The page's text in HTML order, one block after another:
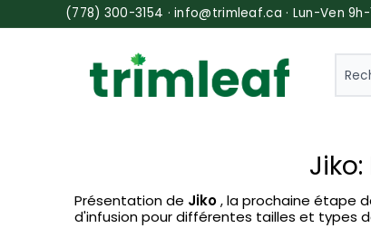
(778) 300-3154 · info@trimleaf.ca · Lun-Ven 9h-
Présentation de Jiko, la prochaine étape
d'infusion pour différentes tailles et types